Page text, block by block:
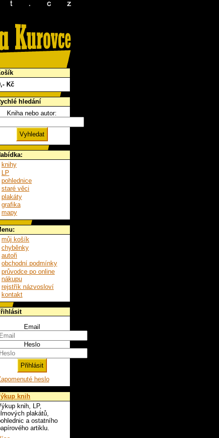
,- Kč
hledání
Kniha nebo autor:
knihy
LP
pohlednice
staré věci
plakáty
grafika
mapy
můj košík
chyběnky
autoři
obchodní podmínky
průvodce po online
nákupu
rejstřík názvosloví
kontakt
Email
Heslo
heslo
knih
knih, LP,
plakátů,
a ostatního
artiklu.